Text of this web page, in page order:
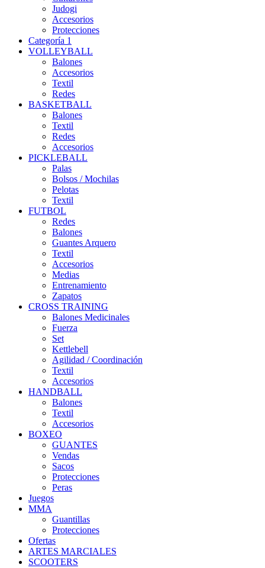
Judogi
Accesorios
Protecciones
Categoría 1
VOLLEYBALL
Balones
Accesorios
Textil
Redes
BASKETBALL
Balones
Textil
Redes
Accesorios
PICKLEBALL
Palas
Bolsos / Mochilas
Pelotas
Textil
FUTBOL
Redes
Balones
Guantes Arquero
Textil
Accesorios
Medias
Entrenamiento
Zapatos
CROSS TRAINING
Balones Medicinales
Fuerza
Set
Kettlebell
Agilidad / Coordinación
Textil
Accesorios
HANDBALL
Balones
Textil
Accesorios
BOXEO
GUANTES
Vendas
Sacos
Protecciones
Peras
Juegos
MMA
Guantillas
Protecciones
Ofertas
ARTES MARCIALES
SCOOTERS